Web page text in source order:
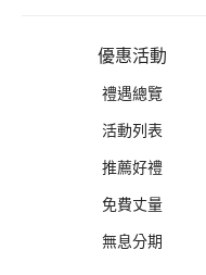
優惠活動
禮遇總覽
活動列表
推薦好禮
免費丈量
無息分期